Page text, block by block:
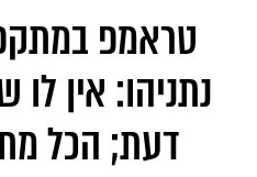
טראמפ
נתניהו: אין
דעת; הכל